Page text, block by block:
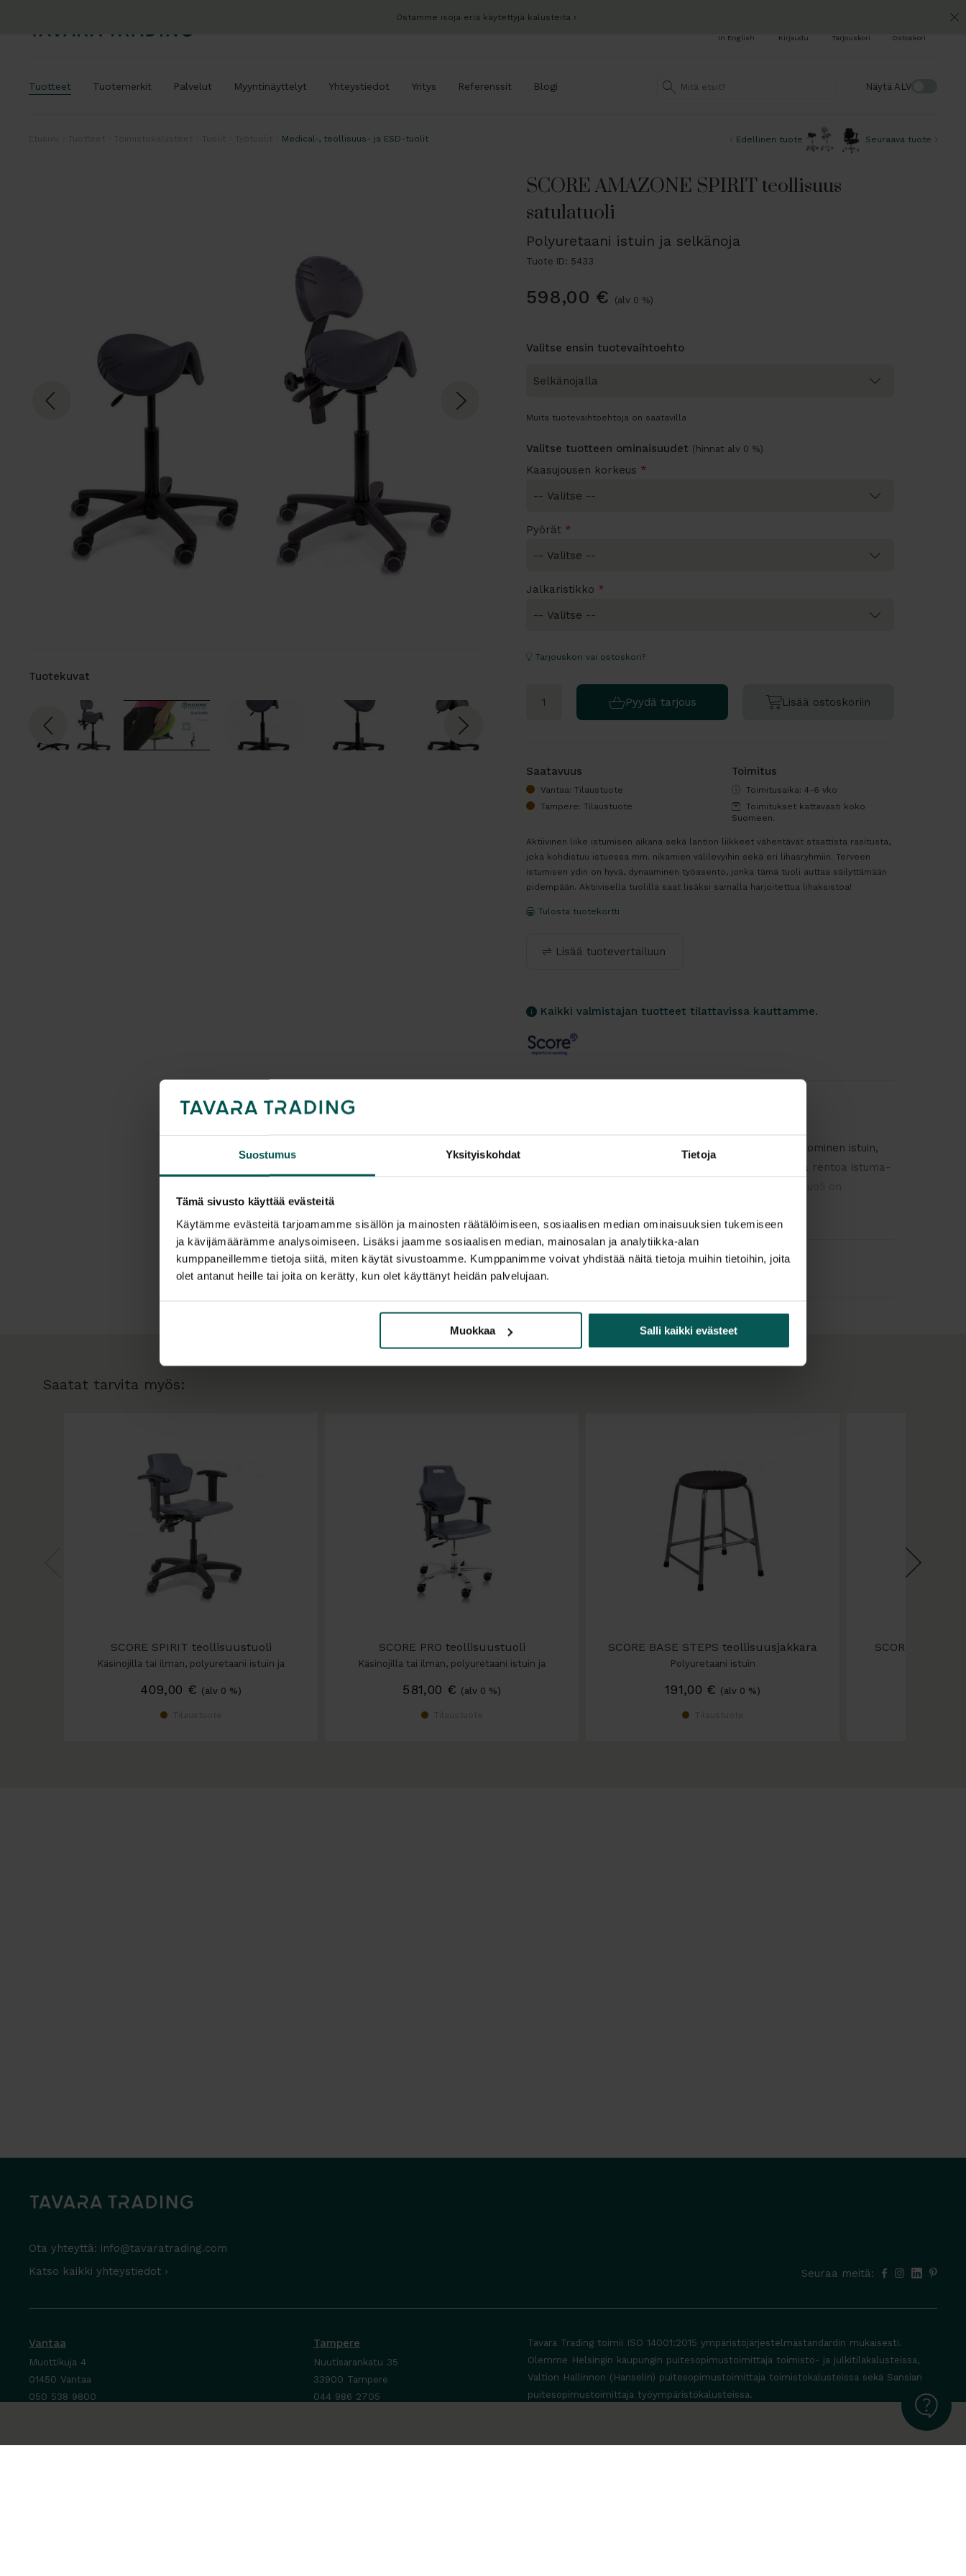
Suostumus Yksityiskohdat Tietoja
Tämä sivusto käyttää evästeitä
Käytämme evästeitä tarjoamamme sisällön ja mainosten räätälöimiseen, sosiaalisen median ominaisuuksien tukemiseen
ja kävijämäärämme analysoimiseen. Lisäksi jaamme sosiaalisen median, mainosalan ja analytiikka-alan
kumppaneillemme tietoja siitä, miten käytät sivustoamme. Kumppanimme voivat yhdistää näitä tietoja muihin tietoihin, joita
olet antanut heille tai joita on kerätty, kun olet käyttänyt heidän palvelujaan.
Muokkaa Salli kaikki evästeet
Ostamme isoja eriä käytettyjä kalusteita
Ostoskori
Tarjouskori
Kirjaudu
In English
Näytä ALV
Tuotteet Tuotemerkit Palvelut Myyntinäyttelyt Yhteystiedot Yritys Referenssit Blogi
Medical-, teollisuus- ja ESD-tuolit Edellinen tuote Seuraava tuote
Tuotekuvat
SCORE AMAZONE SPIRIT teollisuus
satulatuoli
Polyuretaani istuin ja selkänoja
Tuote ID: 5433
598,00 € (alv 0 %)
Valitse ensin tuotevaihtoehto
Muita tuotevaihtoehtoja on saatavilla
Valitse tuotteen ominaisuudet (hinnat alv 0 %)
Kaasujousen korkeus *
Pyörät *
Jalkaristikko *
Tarjouskori vai ostoskori?
Pyydä tarjous Lisää ostoskoriin
Saatavuus
Vantaa: Tilaustuote
Tampere: Tilaustuote
Toimitus
Toimitusaika: 4-6 vko
Toimitukset kattavasti koko
Suomeen.
Aktiivinen liike istumisen aikana sekä lantion liikkeet vähentävät staattista rasitusta,
joka kohdistuu istuessa mm. nikamien välilevyihin sekä eri lihasryhmiin. Terveen
istumisen ydin on hyvä, dynaaminen työasento, jonka tämä tuoli auttaa säilyttämään
pidempään. Aktiivisella tuolilla saat lisäksi samalla harjoitettua lihaksistoa!
Tulosta tuotekortti
Lisää tuotevertailuun
Kaikki valmistajan tuotteet tilattavissa kauttamme.
SCORE AMAZONE SPIRIT satulatuolissa on ergonominen istuin,
joka kallistaa lantiota sekä edistää terveellistä ja rentoa istuma-
Spirit tuolissa on pehmeästä polyuretaanista valmistettu
ergonominen ja mukava istuin. Polyuretaani on helppo pitää
puhtaana ja soveltuu siksi hyvin teollisuuteen ja
sekä kestävää teräviä työkaluja, kipinöitä, mietoja happoja ja
Tuolin ominaisuudet:
korkeudensäätö kaasujousella (saatavana eri korkeuksia)
kiillotettu alumiini jalkaristikko Ø 60 cm
istuin ilman kallistuksen säätöä - kysy tästä lisää!
Lisätiedot
Saatat tarvita myös:
SCORE SPIRIT teollisuustuoli
Käsinojilla tai ilman, polyuretaani istuin ja
409,00 € (alv 0 %)
SCORE PRO teollisuustuoli
Käsinojilla tai ilman, polyuretaani istuin ja
581,00 € (alv 0 %)
SCORE BASE STEPS teollisuusjakkara
Polyuretaani istuin
191,00 € (alv 0 %)
SCORE
Ota yhteyttä: info@tavaratrading.com
Katso kaikki yhteystiedot ›
Seuraa meitä:
Vantaa
Muottikuja 4
01450 Vantaa
050 538 9800
Tampere
Nuutisarankatu 35
33900 Tampere
044 986 2705
Tavara Trading toimii ISO 14001:2015 ympäristöjärjestelmästandardin mukaisesti.
Olemme Helsingin kaupungin puitesopimustoimittaja toimisto- ja julkitilakalusteissa,
Valtion Hallinnon (Hanselin) puitesopimustoimittaja toimistokalusteissa sekä Sansian
puitesopimustoimittaja työympäristökalusteissa.